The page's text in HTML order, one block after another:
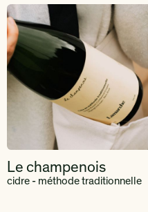
Le champenois
cidre - méthode traditionnelle